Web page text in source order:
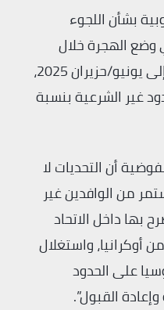
بشأن اللجوء
وضع الهجرة خلال
الفترة من يوليو/تموز 2024 إلى يونيو/حزيران 2025،
غير الشرعية بنسبة
أن التحديات لا
من الوافدين غير
بها داخل الاتحاد
أوكرانيا، واستغلال
على الحدود
القبول”.